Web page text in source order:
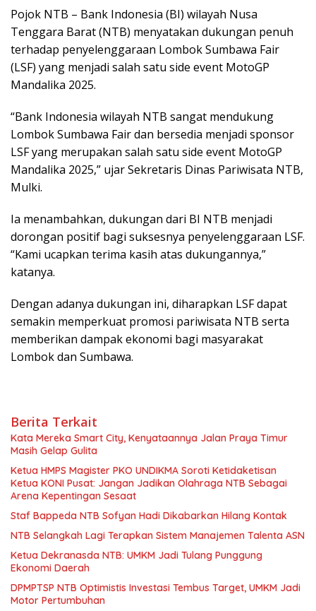
Pojok NTB – Bank Indonesia (BI) wilayah Nusa
Tenggara Barat (NTB) menyatakan dukungan penuh
terhadap penyelenggaraan Lombok Sumbawa Fair
(LSF) yang menjadi salah satu side event MotoGP
Mandalika 2025.
“Bank Indonesia wilayah NTB sangat mendukung
Lombok Sumbawa Fair dan bersedia menjadi sponsor
LSF yang merupakan salah satu side event MotoGP
Mandalika 2025,” ujar Sekretaris Dinas Pariwisata NTB,
Mulki.
Ia menambahkan, dukungan dari BI NTB menjadi
dorongan positif bagi suksesnya penyelenggaraan LSF.
“Kami ucapkan terima kasih atas dukungannya,”
katanya.
Dengan adanya dukungan ini, diharapkan LSF dapat
semakin memperkuat promosi pariwisata NTB serta
memberikan dampak ekonomi bagi masyarakat
Lombok dan Sumbawa.
Berita Terkait
Kata Mereka Smart City, Kenyataannya Jalan Praya Timur
Masih Gelap Gulita
Ketua HMPS Magister PKO UNDIKMA Soroti Ketidaketisan
Ketua KONI Pusat: Jangan Jadikan Olahraga NTB Sebagai
Arena Kepentingan Sesaat
Staf Bappeda NTB Sofyan Hadi Dikabarkan Hilang Kontak
NTB Selangkah Lagi Terapkan Sistem Manajemen Talenta ASN
Ketua Dekranasda NTB: UMKM Jadi Tulang Punggung
Ekonomi Daerah
DPMPTSP NTB Optimistis Investasi Tembus Target, UMKM Jadi
Motor Pertumbuhan